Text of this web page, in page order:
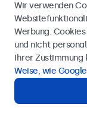
Deutsch
Rufen
Benötigen Sie
Kontaktieren Sie
Wir verwenden
Werbung.
und nicht
Ihrer Zustimmung
Weise, wie